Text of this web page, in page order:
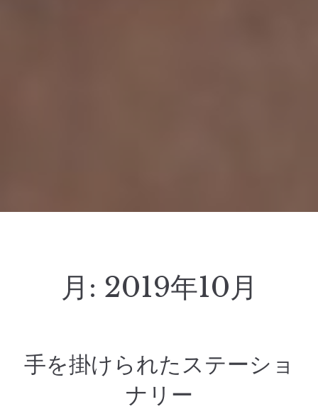
月: 2019年10月
手を掛けられたステーショ
ナリー